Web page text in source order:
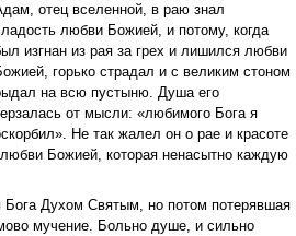
отец вселенной, в раю знал
любви Божией, и потому, когда
изгнан из рая за грех и лишился любви
горько страдал и с великим стоном
на всю пустыню. Душа его
от мысли: «любимого Бога я
Не так жалел он о рае и красоте
Божией, которая ненасытно каждую
Бога Духом Святым, но потом потерявшая
мучение. Больно душе, и сильно